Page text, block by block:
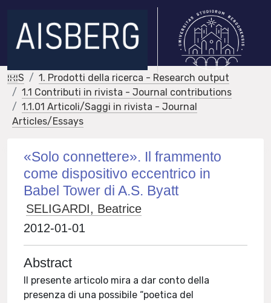
IRIS
1. Prodotti della ricerca - Research output
1.1 Contributi in rivista - Journal contributions
1.1.01 Articoli/Saggi in rivista - Journal
Articles/Essays
«Solo connettere». Il frammento
come dispositivo eccentrico in
Babel Tower di A.S. Byatt
SELIGARDI, Beatrice
2012-01-01
Abstract
Il presente articolo mira a dar conto della
presenza di una possibile “poetica del